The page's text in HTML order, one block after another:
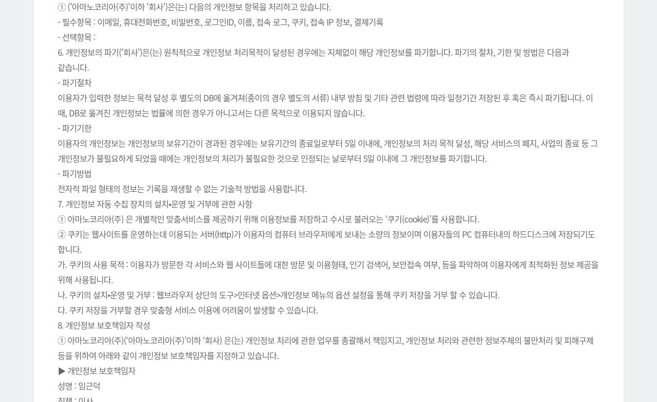
① ('아마노코리아(주)'이하 '회사')은(는) 다음의 개인정보 항목을 처리하고 있습니다.
- 필수항목 : 이메일, 휴대전화번호, 비밀번호, 로그인ID, 이름, 접속 로그, 쿠키, 접속 IP 정보, 결제기록
- 선택항목 :
6. 개인정보의 파기('회사')은(는) 원칙적으로 개인정보 처리목적이 달성된 경우에는 지체없이 해당 개인정보를 파기합니다. 파기의 절차, 기한 및 방법은 다음과
같습니다.
- 파기절차
이용자가 입력한 정보는 목적 달성 후 별도의 DB에 옮겨져(종이의 경우 별도의 서류) 내부 방침 및 기타 관련 법령에 따라 일정기간 저장된 후 혹은 즉시 파기됩니다. 이
때, DB로 옮겨진 개인정보는 법률에 의한 경우가 아니고서는 다른 목적으로 이용되지 않습니다.
- 파기기한
이용자의 개인정보는 개인정보의 보유기간이 경과된 경우에는 보유기간의 종료일로부터 5일 이내에, 개인정보의 처리 목적 달성, 해당 서비스의 폐지, 사업의 종료 등 그
개인정보가 불필요하게 되었을 때에는 개인정보의 처리가 불필요한 것으로 인정되는 날로부터 5일 이내에 그 개인정보를 파기합니다.
- 파기방법
전자적 파일 형태의 정보는 기록을 재생할 수 없는 기술적 방법을 사용합니다.
7. 개인정보 자동 수집 장치의 설치•운영 및 거부에 관한 사항
① 아마노코리아(주) 은 개별적인 맞춤서비스를 제공하기 위해 이용정보를 저장하고 수시로 불러오는 ‘쿠기(cookie)’를 사용합니다.
② 쿠키는 웹사이트를 운영하는데 이용되는 서버(http)가 이용자의 컴퓨터 브라우저에게 보내는 소량의 정보이며 이용자들의 PC 컴퓨터내의 하드디스크에 저장되기도
합니다.
가. 쿠키의 사용 목적 : 이용자가 방문한 각 서비스와 웹 사이트들에 대한 방문 및 이용형태, 인기 검색어, 보안접속 여부, 등을 파악하여 이용자에게 최적화된 정보 제공을
위해 사용됩니다.
나. 쿠키의 설치•운영 및 거부 : 웹브라우저 상단의 도구>인터넷 옵션>개인정보 메뉴의 옵션 설정을 통해 쿠키 저장을 거부 할 수 있습니다.
다. 쿠키 저장을 거부할 경우 맞춤형 서비스 이용에 어려움이 발생할 수 있습니다.
8. 개인정보 보호책임자 작성
① 아마노코리아(주)(‘아마노코리아(주)’이하 ‘회사) 은(는) 개인정보 처리에 관한 업무를 총괄해서 책임지고, 개인정보 처리와 관련한 정보주체의 불만처리 및 피해구제
등을 위하여 아래와 같이 개인정보 보호책임자를 지정하고 있습니다.
▶ 개인정보 보호책임자
성명 : 임근덕